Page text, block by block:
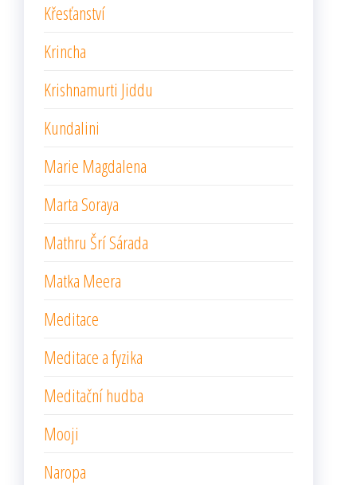
Křesťanství
Krincha
Krishnamurti Jiddu
Kundalini
Marie Magdalena
Marta Soraya
Mathru Šrí Sárada
Matka Meera
Meditace
Meditace a fyzika
Meditační hudba
Mooji
Naropa